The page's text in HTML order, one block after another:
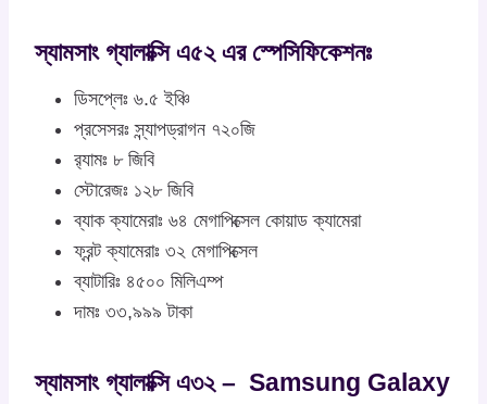
স্যামসাং গ্যালাক্সি এ৫২ এর স্পেসিফিকেশনঃ
ডিসপ্লেঃ ৬.৫ ইঞ্চি
প্রসেসরঃ স্ন্যাপড্রাগন ৭২০জি
র‍্যামঃ ৮ জিবি
স্টোরেজঃ ১২৮ জিবি
ব্যাক ক্যামেরাঃ ৬৪ মেগাপিক্সেল কোয়াড ক্যামেরা
ফ্রন্ট ক্যামেরাঃ ৩২ মেগাপিক্সেল
ব্যাটারিঃ ৪৫০০ মিলিএম্প
দামঃ ৩৩,৯৯৯ টাকা
স্যামসাং গ্যালাক্সি এ৩২ – Samsung Galaxy